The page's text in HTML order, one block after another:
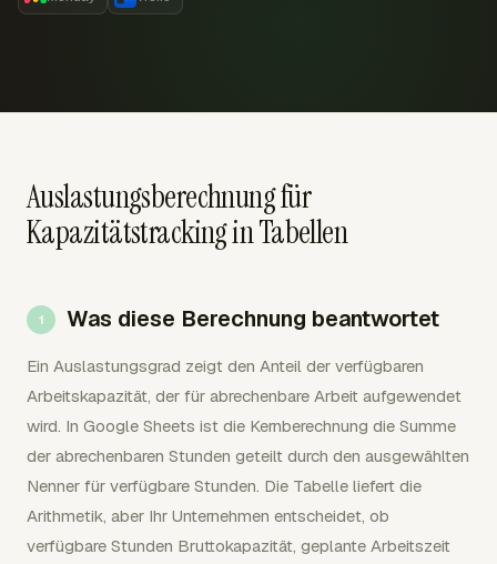
Auslastungsberechnung für
Kapazitätstracking in Tabellen
Was diese Berechnung beantwortet
Ein Auslastungsgrad zeigt den Anteil der verfügbaren
Arbeitskapazität, der für abrechenbare Arbeit aufgewendet
wird. In Google Sheets ist die Kernberechnung die Summe
der abrechenbaren Stunden geteilt durch den ausgewählten
Nenner für verfügbare Stunden. Die Tabelle liefert die
Arithmetik, aber Ihr Unternehmen entscheidet, ob
verfügbare Stunden Bruttokapazität, geplante Arbeitszeit